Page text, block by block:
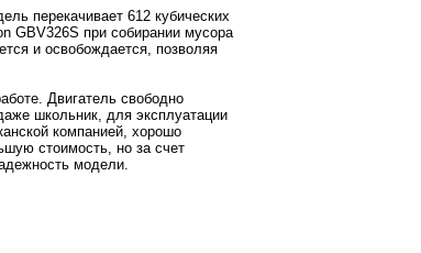
перекачивает 612 кубических
GBV326S при собирании мусора
и освобождается, позволяя
Двигатель свободно
школьник, для эксплуатации
компанией, хорошо
стоимость, но за счет
модели.